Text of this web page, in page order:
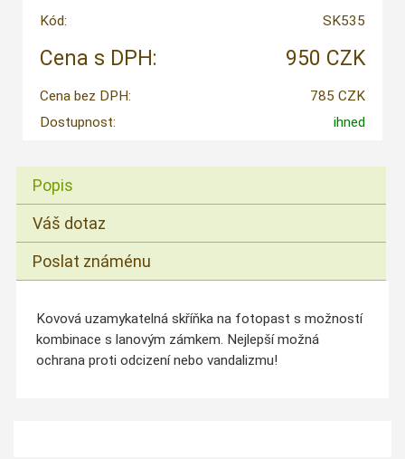
Kód: SK535
Cena s DPH: 950 CZK
Cena bez DPH:
785 CZK
Dostupnost:
ihned
Popis
Váš dotaz
Poslat známénu
Kovová uzamykatelná skříňka na fotopast s možností
kombinace s lanovým zámkem. Nejlepší možná
ochrana proti odcizení nebo vandalizmu!